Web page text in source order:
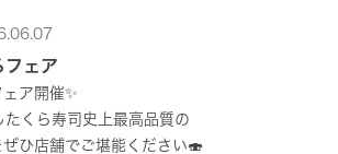
フェア
ア開催✨
たくら寿司史上最高品質の
ひ店舗でご堪能ください🍣